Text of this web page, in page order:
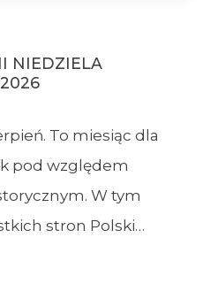
NIEDZIELA
To miesiąc dla
pod względem
W tym
stron Polski…